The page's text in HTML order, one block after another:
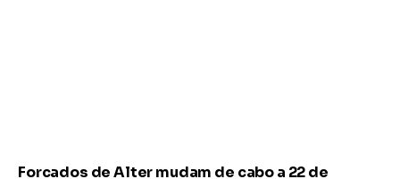
Forcados de Alter mudam de cabo a 22 de